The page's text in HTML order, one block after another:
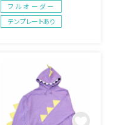
してもご利用いただけるア
イテムです。色も自由に決
められるのでデザインやア
フルオーダー
テンプレートあり